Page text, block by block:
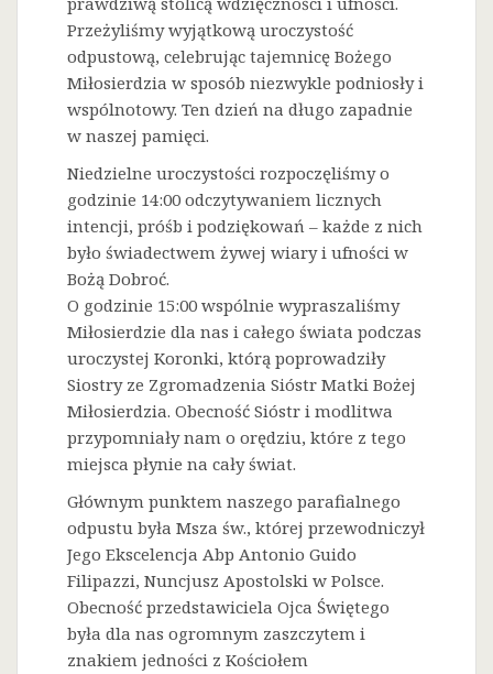
Przeżyliśmy wyjątkową uroczystość
odpustową, celebrując tajemnicę Bożego
Miłosierdzia w sposób niezwykle podniosły i
wspólnotowy. Ten dzień na długo zapadnie
w naszej pamięci.
Niedzielne uroczystości rozpoczęliśmy o
godzinie 14:00 odczytywaniem licznych
intencji, próśb i podziękowań – każde z nich
było świadectwem żywej wiary i ufności w
Bożą Dobroć.
O godzinie 15:00 wspólnie wypraszaliśmy
Miłosierdzie dla nas i całego świata podczas
uroczystej Koronki, którą poprowadziły
Siostry ze Zgromadzenia Sióstr Matki Bożej
Miłosierdzia. Obecność Sióstr i modlitwa
przypomniały nam o orędziu, które z tego
miejsca płynie na cały świat.
Głównym punktem naszego parafialnego
odpustu była Msza św., której przewodniczył
Jego Ekscelencja Abp Antonio Guido
Filipazzi, Nuncjusz Apostolski w Polsce.
Obecność przedstawiciela Ojca Świętego
była dla nas ogromnym zaszczytem i
znakiem jedności z Kościołem